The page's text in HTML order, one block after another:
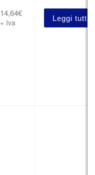
14,64€
+ Iva Leggi tutto